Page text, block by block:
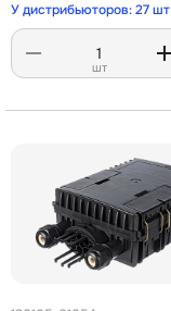
У дистрибьюторов: 27 шт
шт